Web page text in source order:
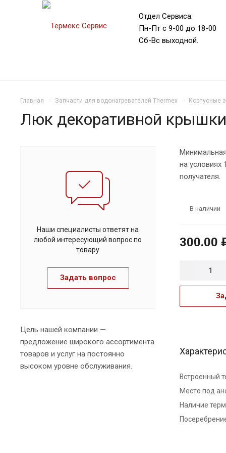
Отдел Сервиса:
Пн-Пт с 9-00 до 18-00
Сб-Вс выходной.
Главная Запчасти для водонагревателей Thermex Корпусные
Люк декоративной
на
получателя.
В наличии
300.00
Встроенный
Место под
Наличие
Наши специалисты ответят на
любой интересующий вопрос по
товару
Задать вопрос
Цель нашей компании —
предложение широкого ассортимента
товаров и услуг на постоянно
высоком уровне обслуживания.